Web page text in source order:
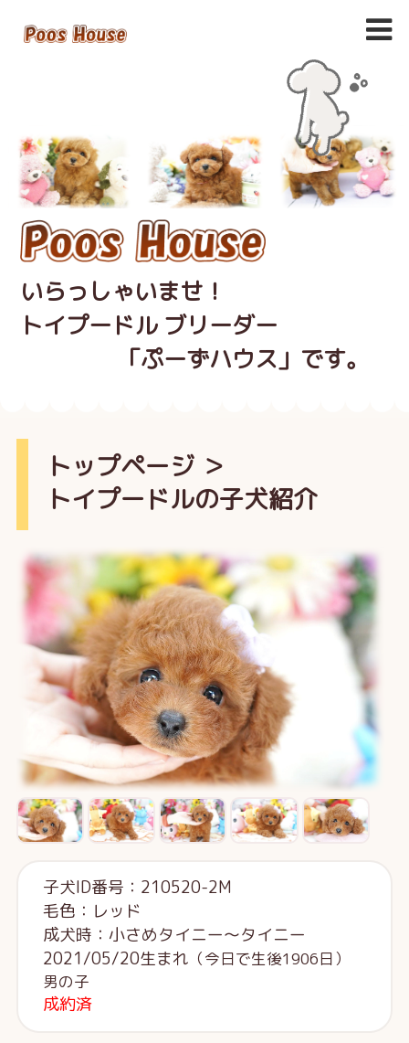
いらっしゃいませ！
トイプードル ブリーダー
「ぷーずハウス」です。
トップページ＞
トイプードルの子犬紹介
子犬ID番号：210520-2M
毛色：レッド
成犬時：小さめタイニー～タイニー
2021/05/20生まれ （今日で生後1906日）
男の子
成約済